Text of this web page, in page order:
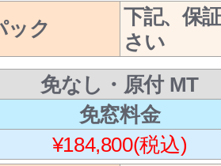
ック
下記、保
さい
免なし・原付 MT
免窓料金
¥184,800(税込)